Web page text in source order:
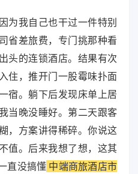
为我自己也干过一件特别
省差旅费，专门挑那种看
头的连锁酒店。结果有次
住，推开门一股霉味扑面
宿。躺下后发现床单上居
当晚没睡好。第二天跟客
，方案讲得稀碎。你说这
值。后来我想了想，这其
直没搞懂 中端商旅酒店市